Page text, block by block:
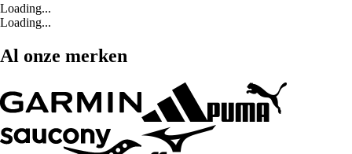
Loading...
Loading...
Al onze merken